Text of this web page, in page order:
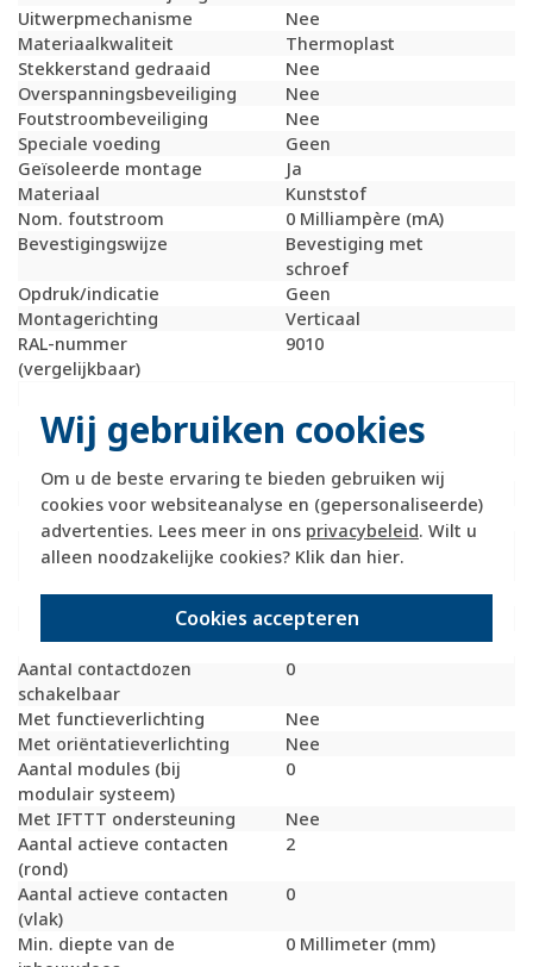
Wij gebruiken cookies
Om u de beste ervaring te bieden gebruiken wij
cookies voor websiteanalyse en (gepersonaliseerde)
advertenties. Lees meer in ons privacybeleid. Wilt u
alleen noodzakelijke cookies? Klik dan hier.
Cookies accepteren
Uitwerpmechanisme
Nee
Materiaalkwaliteit
Thermoplast
Stekkerstand gedraaid
Nee
Overspanningsbeveiliging
Nee
Foutstroombeveiliging
Nee
Speciale voeding
Geen
Geïsoleerde montage
Ja
Materiaal
Kunststof
Nom. foutstroom
0 Milliampère (mA)
Bevestigingswijze
Bevestiging met
schroef
Opdruk/indicatie
Geen
Montagerichting
Verticaal
RAL-nummer
(vergelijkbaar)
9010
Meeschakelende nul
Nee
Transparant
Nee
Uitvoering oppervlakte
Mat
Met glaszekering
Nee
Met doorlusvoorziening
Nee
Geschikt voor
beschermingsgraad (IP)
IP55
Schakelmateriaalbreedte
76 Millimeter (mm)
Schakelmateriaalhoogte
147 Millimeter (mm)
Schakelmateriaaldiepte
65 Millimeter (mm)
Aantal contactdozen
schakelbaar
0
Met functieverlichting
Nee
Met oriëntatieverlichting
Nee
Aantal modules (bij
modulair systeem)
0
Met IFTTT ondersteuning
Nee
Aantal actieve contacten
(rond)
2
Aantal actieve contacten
(vlak)
0
Min. diepte van de
0 Millimeter (mm)